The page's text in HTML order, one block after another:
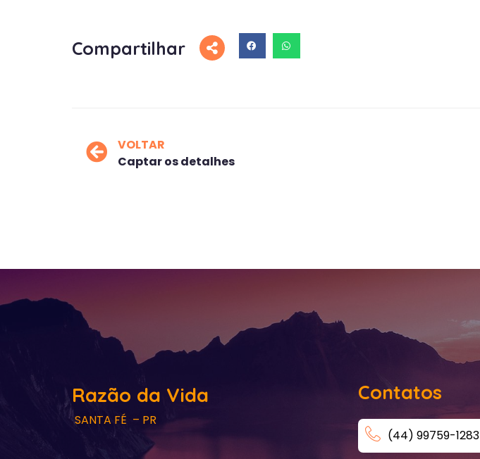
Compartilhar
VOLTAR
Captar os detalhes
Razão da Vida
SANTA FÉ – PR
Contatos
(44) 99759-1283